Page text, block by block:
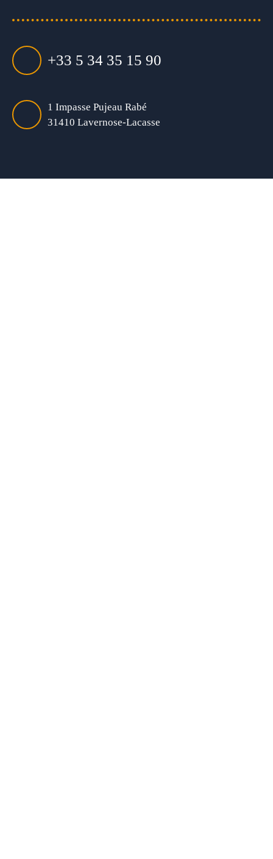
+33 5 34 35 15 90
1 Impasse Pujeau Rabé
31410 Lavernose-Lacasse